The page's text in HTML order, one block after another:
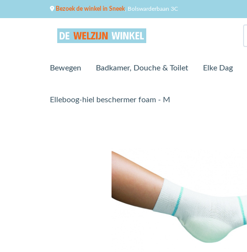
Bezoek de winkel in Sneek , Bolswarderbaan 3C
Bewegen Badkamer, Douche & Toilet Elke Dag
Elleboog-hiel beschermer foam - M